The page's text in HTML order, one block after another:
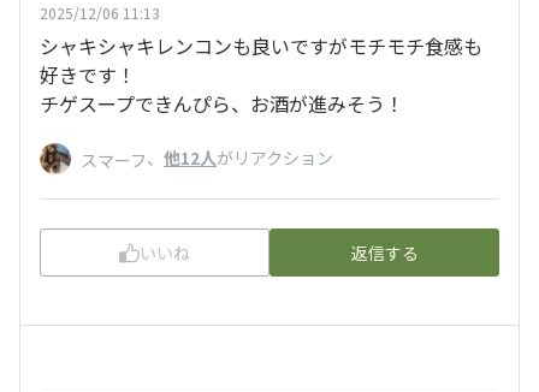
2025/12/06 11:13
シャキシャキレンコンも良いですがモチモチ食感も
好きです！
チゲスープできんぴら、お酒が進みそう！
スマーフ、 他12人がリアクション
いいね 返信する